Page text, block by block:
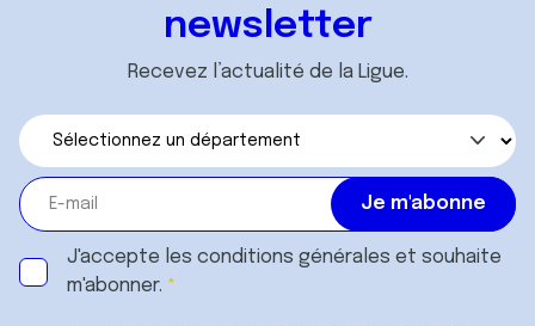
newsletter
Recevez l’actualité de la Ligue.
J'accepte les conditions générales et souhaite
m'abonner.